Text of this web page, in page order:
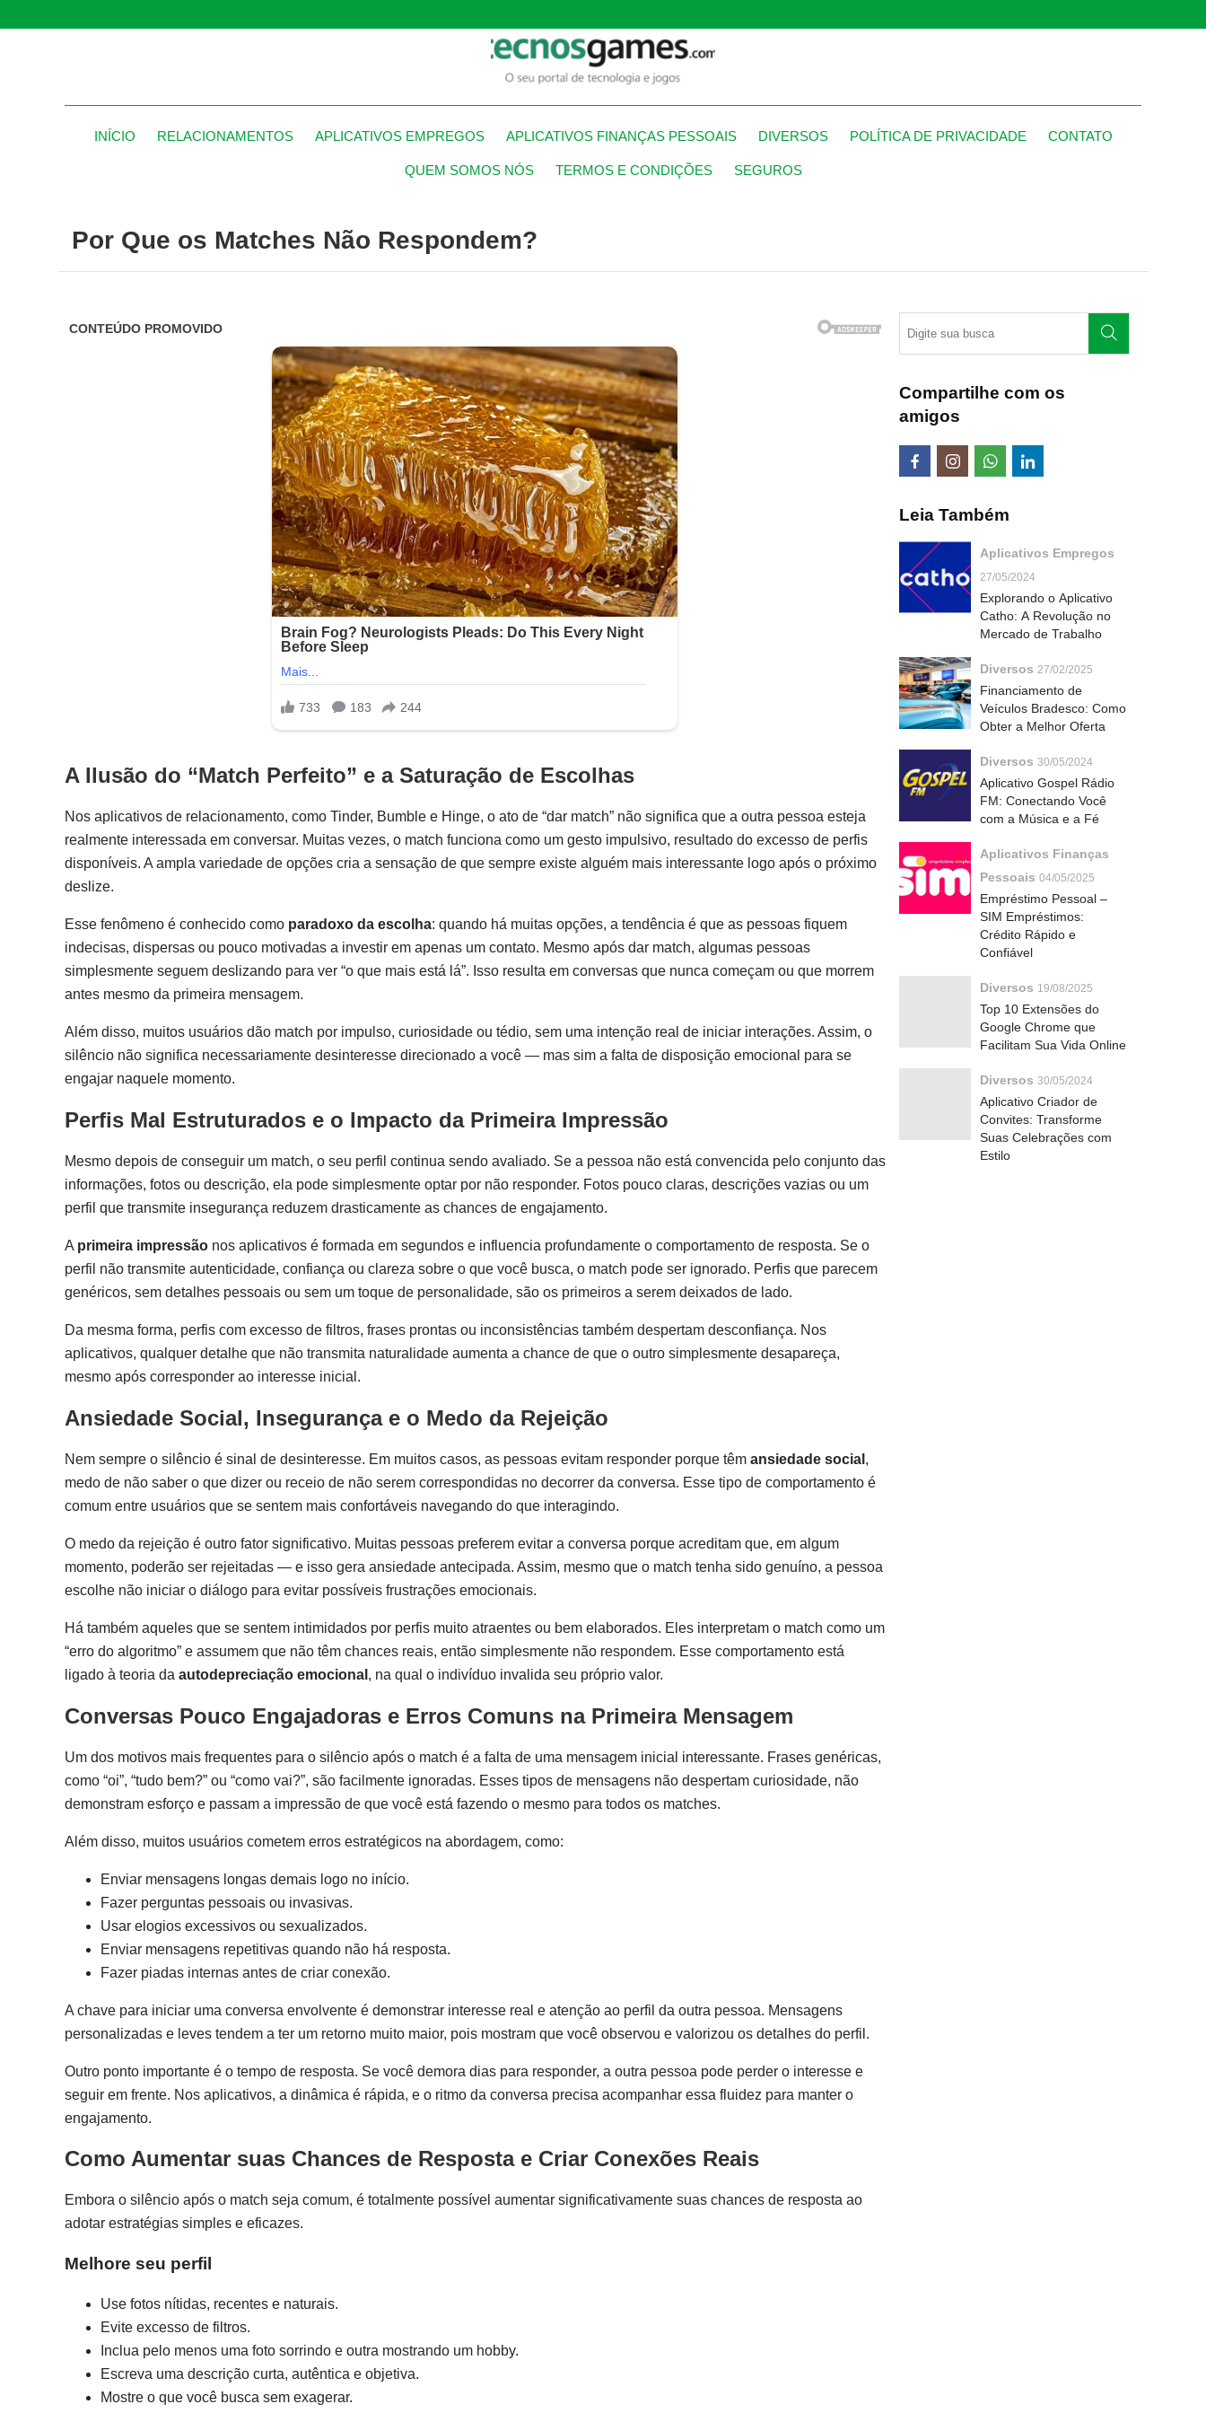
INÍCIO RELACIONAMENTOS APLICATIVOS EMPREGOS APLICATIVOS FINANÇAS PESSOAIS DIVERSOS POLÍTICA DE PRIVACIDADE CONTATO
QUEM SOMOS NÓS TERMOS E CONDIÇÕES SEGUROS
Por Que os Matches Não Respondem?
A Ilusão do “Match Perfeito” e a Saturação de Escolhas
Nos aplicativos de relacionamento, como Tinder, Bumble e Hinge, o ato de “dar match” não significa que a outra pessoa esteja
realmente interessada em conversar. Muitas vezes, o match funciona como um gesto impulsivo, resultado do excesso de perfis
disponíveis. A ampla variedade de opções cria a sensação de que sempre existe alguém mais interessante logo após o próximo
deslize.
Esse fenômeno é conhecido como paradoxo da escolha: quando há muitas opções, a tendência é que as pessoas fiquem
indecisas, dispersas ou pouco motivadas a investir em apenas um contato. Mesmo após dar match, algumas pessoas
simplesmente seguem deslizando para ver “o que mais está lá”. Isso resulta em conversas que nunca começam ou que morrem
antes mesmo da primeira mensagem.
Além disso, muitos usuários dão match por impulso, curiosidade ou tédio, sem uma intenção real de iniciar interações. Assim, o
silêncio não significa necessariamente desinteresse direcionado a você — mas sim a falta de disposição emocional para se
engajar naquele momento.
Perfis Mal Estruturados e o Impacto da Primeira Impressão
Mesmo depois de conseguir um match, o seu perfil continua sendo avaliado. Se a pessoa não está convencida pelo conjunto das
informações, fotos ou descrição, ela pode simplesmente optar por não responder. Fotos pouco claras, descrições vazias ou um
perfil que transmite insegurança reduzem drasticamente as chances de engajamento.
A primeira impressão nos aplicativos é formada em segundos e influencia profundamente o comportamento de resposta. Se o
perfil não transmite autenticidade, confiança ou clareza sobre o que você busca, o match pode ser ignorado. Perfis que parecem
genéricos, sem detalhes pessoais ou sem um toque de personalidade, são os primeiros a serem deixados de lado.
Da mesma forma, perfis com excesso de filtros, frases prontas ou inconsistências também despertam desconfiança. Nos
aplicativos, qualquer detalhe que não transmita naturalidade aumenta a chance de que o outro simplesmente desapareça,
mesmo após corresponder ao interesse inicial.
Ansiedade Social, Insegurança e o Medo da Rejeição
Nem sempre o silêncio é sinal de desinteresse. Em muitos casos, as pessoas evitam responder porque têm ansiedade social ,
medo de não saber o que dizer ou receio de não serem correspondidas no decorrer da conversa. Esse tipo de comportamento é
comum entre usuários que se sentem mais confortáveis navegando do que interagindo.
O medo da rejeição é outro fator significativo. Muitas pessoas preferem evitar a conversa porque acreditam que, em algum
momento, poderão ser rejeitadas — e isso gera ansiedade antecipada. Assim, mesmo que o match tenha sido genuíno, a pessoa
escolhe não iniciar o diálogo para evitar possíveis frustrações emocionais.
Há também aqueles que se sentem intimidados por perfis muito atraentes ou bem elaborados. Eles interpretam o match como um
“erro do algoritmo” e assumem que não têm chances reais, então simplesmente não respondem. Esse comportamento está
ligado à teoria da autodepreciação emocional , na qual o indivíduo invalida seu próprio valor.
Conversas Pouco Engajadoras e Erros Comuns na Primeira Mensagem
Um dos motivos mais frequentes para o silêncio após o match é a falta de uma mensagem inicial interessante. Frases genéricas,
como “oi”, “tudo bem?” ou “como vai?”, são facilmente ignoradas. Esses tipos de mensagens não despertam curiosidade, não
demonstram esforço e passam a impressão de que você está fazendo o mesmo para todos os matches.
Além disso, muitos usuários cometem erros estratégicos na abordagem, como:
Enviar mensagens longas demais logo no início.
Fazer perguntas pessoais ou invasivas.
Usar elogios excessivos ou sexualizados.
Enviar mensagens repetitivas quando não há resposta.
Fazer piadas internas antes de criar conexão.
A chave para iniciar uma conversa envolvente é demonstrar interesse real e atenção ao perfil da outra pessoa. Mensagens
personalizadas e leves tendem a ter um retorno muito maior, pois mostram que você observou e valorizou os detalhes do perfil.
Outro ponto importante é o tempo de resposta. Se você demora dias para responder, a outra pessoa pode perder o interesse e
seguir em frente. Nos aplicativos, a dinâmica é rápida, e o ritmo da conversa precisa acompanhar essa fluidez para manter o
engajamento.
Como Aumentar suas Chances de Resposta e Criar Conexões Reais
Embora o silêncio após o match seja comum, é totalmente possível aumentar significativamente suas chances de resposta ao
adotar estratégias simples e eficazes.
Melhore seu perfil
Use fotos nítidas, recentes e naturais.
Evite excesso de filtros.
Inclua pelo menos uma foto sorrindo e outra mostrando um hobby.
Escreva uma descrição curta, autêntica e objetiva.
Mostre o que você busca sem exagerar.
Compartilhe com os
amigos
Leia Também
Aplicativos Empregos
27/05/2024
Explorando o Aplicativo
Catho: A Revolução no
Mercado de Trabalho
Diversos 27/02/2025
Financiamento de
Veículos Bradesco: Como
Obter a Melhor Oferta
Diversos 30/05/2024
Aplicativo Gospel Rádio
FM: Conectando Você
com a Música e a Fé
Aplicativos Finanças
Pessoais 04/05/2025
Empréstimo Pessoal –
SIM Empréstimos:
Crédito Rápido e
Confiável
Diversos 19/08/2025
Top 10 Extensões do
Google Chrome que
Facilitam Sua Vida Online
Diversos 30/05/2024
Aplicativo Criador de
Convites: Transforme
Suas Celebrações com
Estilo